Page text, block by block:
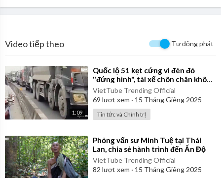
Video tiếp theo Tự động phát
1:09
⁣Quốc lộ 51 kẹt cứng vì đèn đỏ
"đứng hình", tài xế chôn chân không
dám vượt
VietTube Trending Official
69 lượt xem · 15 Tháng Giêng 2025
Tin tức và Chính trị
⁣Phỏng vấn sư Minh Tuệ tại Thái
Lan, chia sẻ hành trình đến Ấn Độ
VietTube Trending Official
82 lượt xem · 15 Tháng Giêng 2025